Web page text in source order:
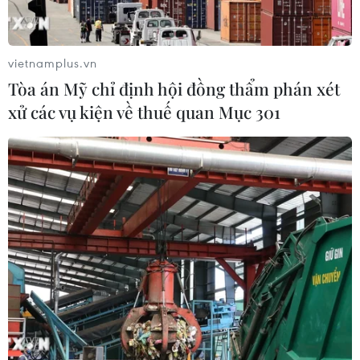
Ukraine đề nghị UAE hỗ trợ bảo đảm
an ninh hàng hải Biển Đen
Xem thêm
CƠ QUAN CHỦ QUẢN: THÔNG TẤN XÃ VIỆT NAM
Tổng Biên tập: TRẦN TIẾN DUẨN
Phó Tổng Biên tập: NGUYỄN THỊ TÁM, KHÚC THANH
THỦY
vietnamplus.vn
Tòa án Mỹ chỉ định hội đồng thẩm phán xét
xử các vụ kiện về thuế quan Mục 301